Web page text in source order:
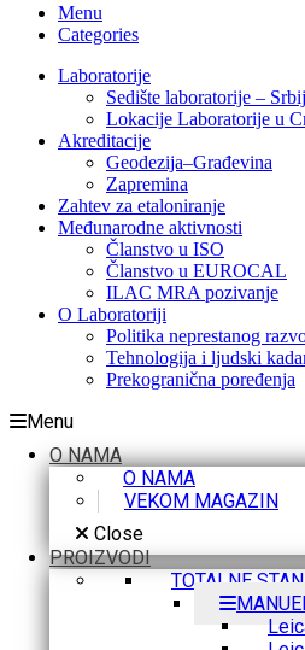
Menu
Categories
Laboratorije
Sedište laboratorije –
Lokacije Laboratorije u
Akreditacije
Geodezija–Građevina
Zapremina
Zahtev za etaloniranje
Međunarodne aktivnosti
Članstvo u ISO
Članstvo u EUROCAL
ILAC MRA pozivanje
O Laboratoriji
Politika neprestanog
Tehnologija i ljudski
Prekogranična poređenja
Menu
O NAMA
O NAMA
VEKOM MAGAZIN
Close
PROIZVODI
TOTALNE